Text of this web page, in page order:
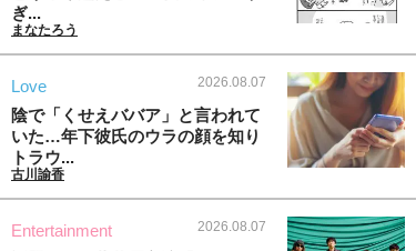
ぎ...
まなたろう
Love 2026.08.07
陰で「くせえババア」と言われて
いた…年下彼氏のウラの顔を知り
トラウ...
古川諭香
Entertainment 2026.08.07